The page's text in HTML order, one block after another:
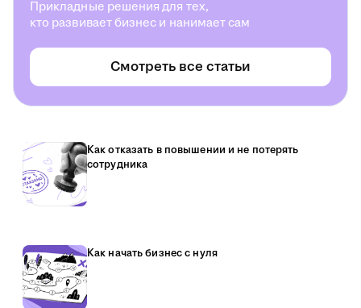
Прикладные решения для тех,
кто развивает бизнес и нанимает сам
Смотреть все статьи
Как отказать в повышении и не потерять
сотрудника
Как начать бизнес с нуля